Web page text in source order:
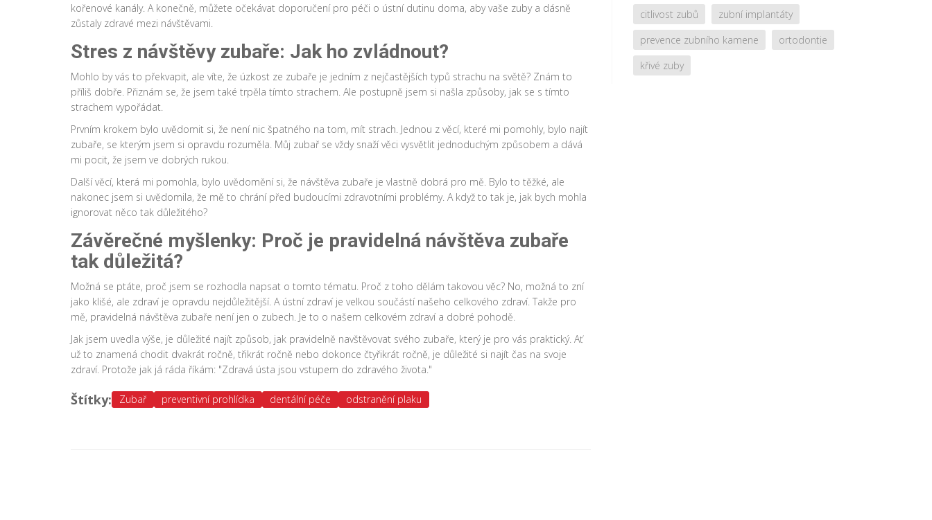
kořenové kanály. A konečně, můžete očekávat doporučení pro péči o ústní dutinu doma, aby vaše zuby a dásně
zůstaly zdravé mezi návštěvami.
Stres z návštěvy zubaře: Jak ho zvládnout?
Mohlo by vás to překvapit, ale víte, že úzkost ze zubaře je jedním z nejčastějších typů strachu na světě? Znám to
příliš dobře. Přiznám se, že jsem také trpěla tímto strachem. Ale postupně jsem si našla způsoby, jak se s tímto
strachem vypořádat.
Prvním krokem bylo uvědomit si, že není nic špatného na tom, mít strach. Jednou z věcí, které mi pomohly, bylo najít
zubaře, se kterým jsem si opravdu rozuměla. Můj zubař se vždy snaží věci vysvětlit jednoduchým způsobem a dává
mi pocit, že jsem ve dobrých rukou.
Další věcí, která mi pomohla, bylo uvědomění si, že návštěva zubaře je vlastně dobrá pro mě. Bylo to těžké, ale
nakonec jsem si uvědomila, že mě to chrání před budoucími zdravotními problémy. A když to tak je, jak bych mohla
ignorovat něco tak důležitého?
Závěrečné myšlenky: Proč je pravidelná návštěva zubaře
tak důležitá?
Možná se ptáte, proč jsem se rozhodla napsat o tomto tématu. Proč z toho dělám takovou věc? No, možná to zní
jako klišé, ale zdraví je opravdu nejdůležitější. A ústní zdraví je velkou součástí našeho celkového zdraví. Takže pro
mě, pravidelná návštěva zubaře není jen o zubech. Je to o našem celkovém zdraví a dobré pohodě.
Jak jsem uvedla výše, je důležité najít způsob, jak pravidelně navštěvovat svého zubaře, který je pro vás praktický. Ať
už to znamená chodit dvakrát ročně, třikrát ročně nebo dokonce čtyřikrát ročně, je důležité si najít čas na svoje
zdraví. Protože jak já ráda říkám: "Zdravá ústa jsou vstupem do zdravého života."
Štítky: Zubař preventivní prohlídka dentální péče odstranění plaku
citlivost zubů
zubní implantáty
prevence zubního kamene
ortodontie
křivé zuby